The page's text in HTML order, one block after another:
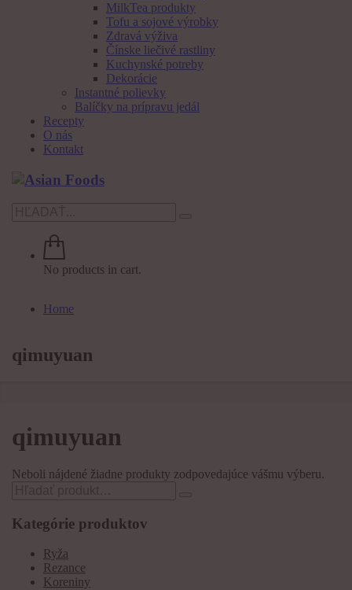
MilkTea produkty
Tofu a sojové výrobky
Zdravá výživa
Čínske liečivé rastliny
Kuchynské potreby
Dekorácie
Instantné polievky
Balíčky na prípravu jedál
Recepty
O nás
Kontakt
No products in cart.
Home
qimuyuan
qimuyuan
Neboli nájdené žiadne produkty zodpovedajúce vášmu výberu.
Kategórie produktov
Ryža
Rezance
Koreniny